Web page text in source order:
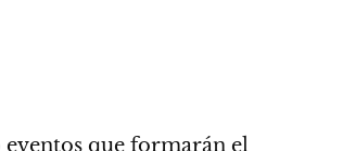
eventos que formarán el